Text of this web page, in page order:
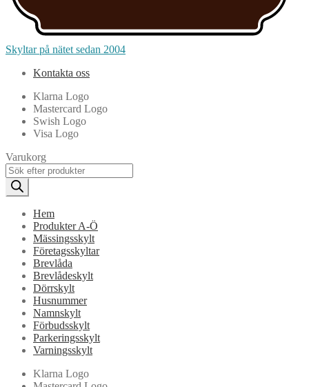
Skyltar på nätet sedan 2004
Kontakta oss
Klarna Logo
Mastercard Logo
Swish Logo
Visa Logo
Varukorg
Products
search
Hem
Produkter A-Ö
Mässingsskylt
Företagsskyltar
Brevlåda
Brevlådeskylt
Dörrskylt
Husnummer
Namnskylt
Förbudsskylt
Parkeringsskylt
Varningsskylt
Klarna Logo